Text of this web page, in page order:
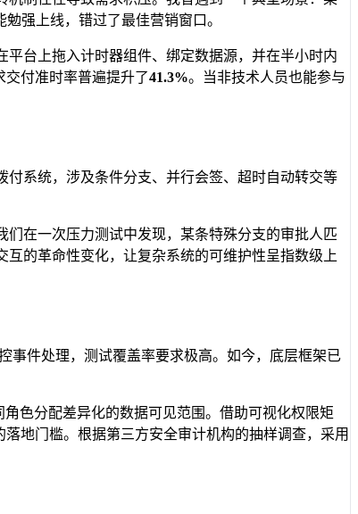
强上线，错过了最佳营销窗口。
台上拖入计时器组件、绑定数据源，并在半小时内
付准时率普遍提升了41.3%。当非技术人员也能参与
系统，涉及条件分支、并行会签、超时自动转交等
在一次压力测试中发现，某条特殊分支的审批人匹
的革命性变化，让复杂系统的可维护性呈指数级上
事件处理，测试覆盖率要求极高。如今，底层框架已
色分配差异化的数据可见范围。借助可视化权限矩
地门槛。根据第三方安全审计机构的抽样调查，采用